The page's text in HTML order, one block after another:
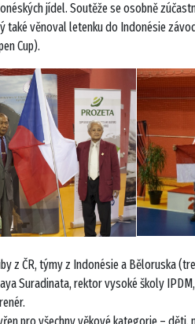
jídel. Soutěže se osobně
také věnoval letenku do Indonésie
Cup).
z ČR, týmy z Indonésie a Běloruska
Suradinata, rektor vysoké školy